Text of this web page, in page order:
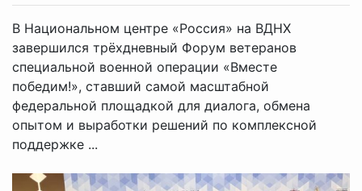
В Национальном центре «Россия» на ВДНХ
завершился трёхдневный Форум ветеранов
специальной военной операции «Вместе
победим!», ставший самой масштабной
федеральной площадкой для диалога, обмена
опытом и выработки решений по комплексной
поддержке ...